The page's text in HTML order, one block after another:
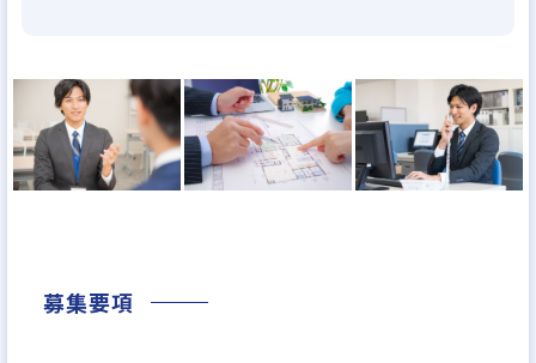
まります。その中で、GLPは業界トップクラスの施設
数と利便・先進性で大きく実績を伸ばし続けていき
ます。 多様化する顧客の要望に応え、より一層のイ
ノベーションを起こし、より良い物流施設をつくっ
◆最高の環境で、最高のパフォーマンスを
募集要項